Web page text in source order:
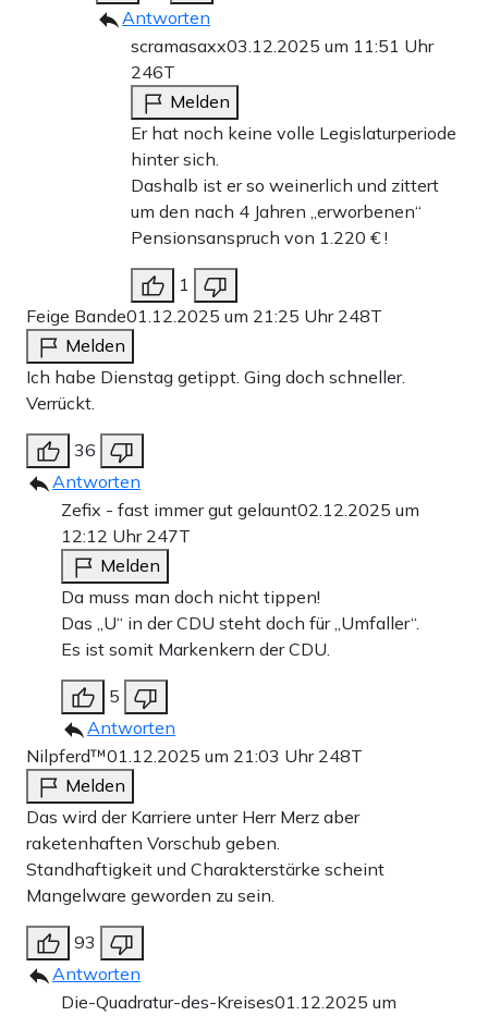
Antworten
scramasaxx03.12.2025 um 11:51 Uhr
246T
Melden
Er hat noch keine volle Legislaturperiode
hinter sich.
Dashalb ist er so weinerlich und zittert
um den nach 4 Jahren „erworbenen“
Pensionsanspruch von 1.220 € !
1
Feige Bande01.12.2025 um 21:25 Uhr 248T
Melden
Ich habe Dienstag getippt. Ging doch schneller.
Verrückt.
36
Antworten
Zefix - fast immer gut gelaunt02.12.2025 um
12:12 Uhr 247T
Melden
Da muss man doch nicht tippen!
Das „U“ in der CDU steht doch für „Umfaller“.
Es ist somit Markenkern der CDU.
5
Antworten
Nilpferd™01.12.2025 um 21:03 Uhr 248T
Melden
Das wird der Karriere unter Herr Merz aber
raketenhaften Vorschub geben.
Standhaftigkeit und Charakterstärke scheint
Mangelware geworden zu sein.
93
Antworten
Die-Quadratur-des-Kreises01.12.2025 um